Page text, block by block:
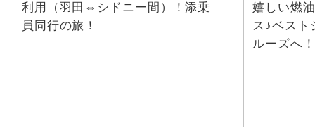
利用（羽田⇔シドニー間）！添乗
員同行の旅！
嬉しい燃
ス♪ベスト
ルーズへ！